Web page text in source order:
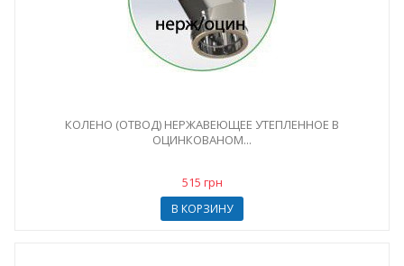
КОЛЕНО (ОТВОД) НЕРЖАВЕЮЩЕЕ УТЕПЛЕННОЕ В
ОЦИНКОВАНОМ...
515 грн
В КОРЗИНУ